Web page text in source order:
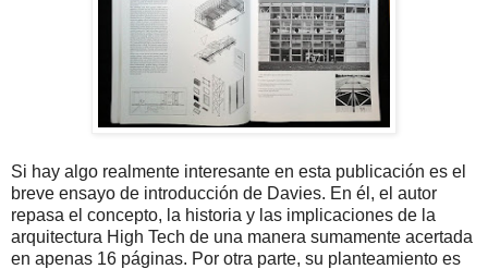
Si hay algo realmente interesante en esta publicación es el
breve ensayo de introducción de Davies. En él, el autor
repasa el concepto, la historia y las implicaciones de la
arquitectura High Tech de una manera sumamente acertada
en apenas 16 páginas. Por otra parte, su planteamiento es